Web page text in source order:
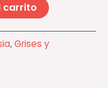
carrito
,Grises y